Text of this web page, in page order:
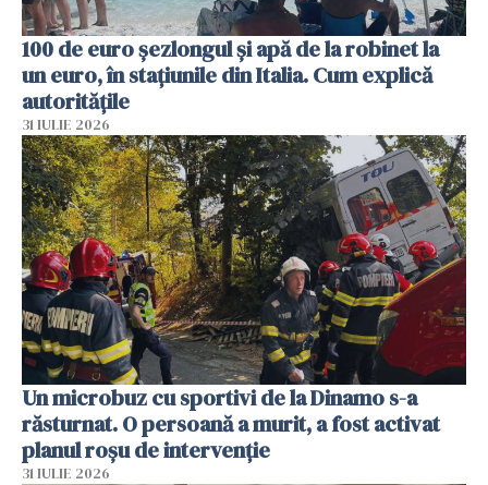
100 de euro șezlongul și apă de la robinet la
un euro, în stațiunile din Italia. Cum explică
autoritățile
31 IULIE 2026
Un microbuz cu sportivi de la Dinamo s-a
răsturnat. O persoană a murit, a fost activat
planul roșu de intervenție
31 IULIE 2026